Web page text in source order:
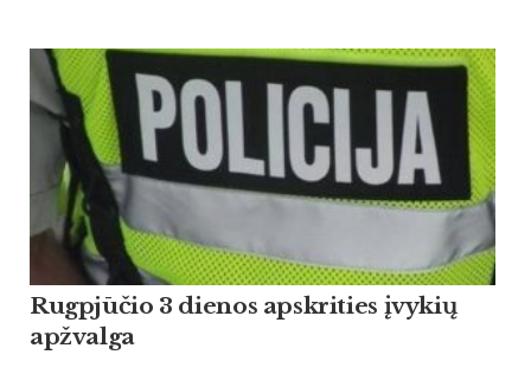
Rugpjūčio 3 dienos apskrities įvykių
apžvalga